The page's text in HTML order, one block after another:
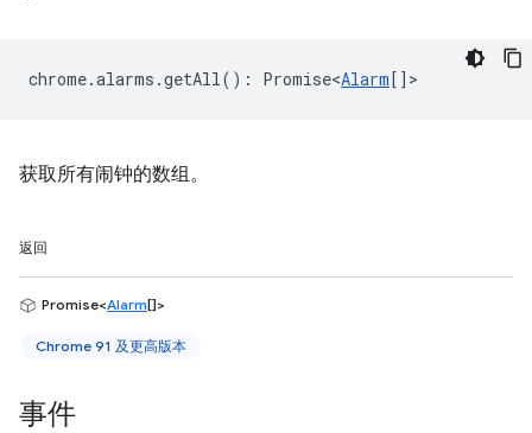
chrome.alarms .getAll() : Promise<Alarm[] >
获取所有闹钟的数组。
返回
Promise<Alarm[]>
Chrome 91 及更高版本
事件